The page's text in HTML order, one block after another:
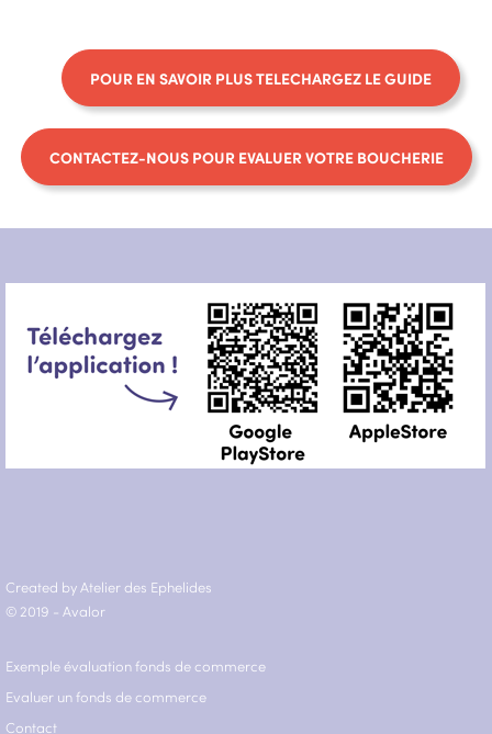
POUR EN SAVOIR PLUS TELECHARGEZ LE GUIDE
CONTACTEZ-NOUS POUR EVALUER VOTRE BOUCHERIE
Created by Atelier des Ephelides
© 2019 - Avalor
Exemple évaluation fonds de commerce
Evaluer un fonds de commerce
Contact